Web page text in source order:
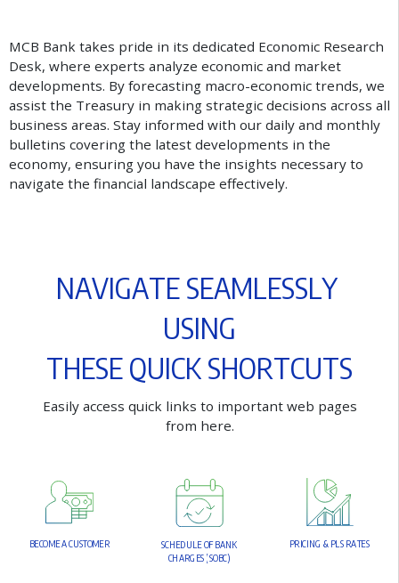
MCB Bank takes pride in its dedicated Economic Research
Desk, where experts analyze economic and market
developments. By forecasting macro-economic trends, we
assist the Treasury in making strategic decisions across all
business areas. Stay informed with our daily and monthly
bulletins covering the latest developments in the
economy, ensuring you have the insights necessary to
navigate the fnancial landscape efectively.
NAVIGATE SEAML ESSLY
USING
THESEQUICKSHORTCUTS
Easily access quick links to important web pages
from here.
BECOMEACUSTOMER SCHEDUL EOFBANK
CHARG ES (SOBC)
PRICING & PL S RATES